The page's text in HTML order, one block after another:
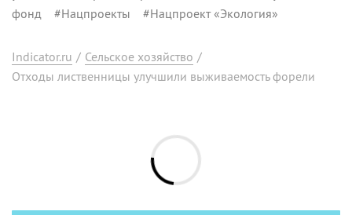
фонд #Нацпроекты #Нацпроект «Экология»
Indicator.ru / Сельское хозяйство /
Отходы лиственницы улучшили выживаемость форели